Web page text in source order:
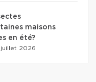
maisons
en été?
2026